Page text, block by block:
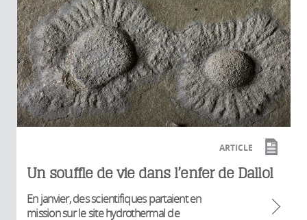
ARTICLE
Un souffle de vie dans l’enfer de Dallol
En janvier, des scientifiques partaient en
mission sur le site hydrothermal de